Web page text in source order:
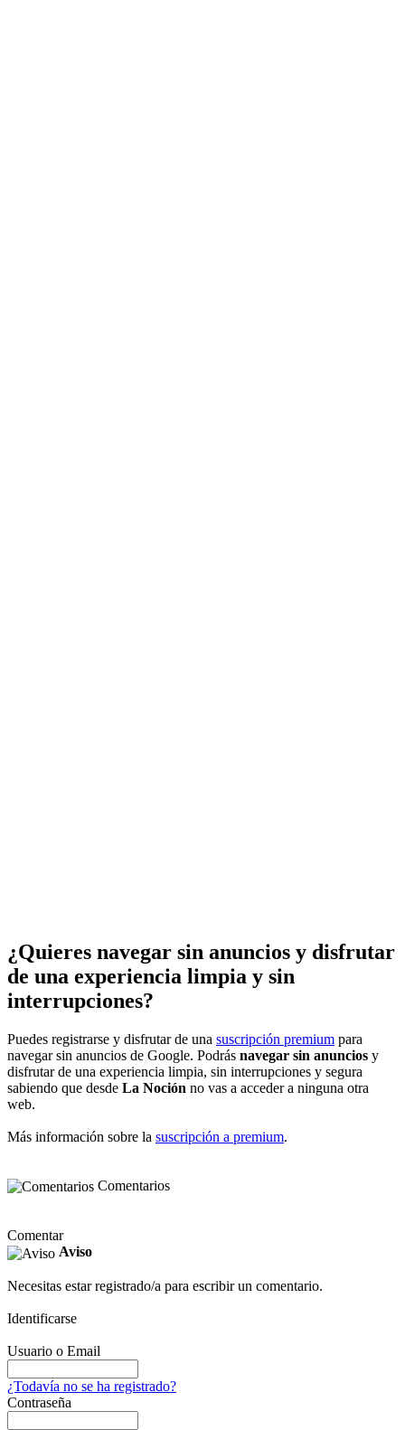
¿Quieres navegar sin anuncios y disfrutar
de una experiencia limpia y sin
interrupciones?
Puedes registrarse y disfrutar de una suscripción premium para
navegar sin anuncios de Google. Podrás navegar sin anuncios y
disfrutar de una experiencia limpia, sin interrupciones y segura
sabiendo que desde La Noción no vas a acceder a ninguna otra
web.
Más información sobre la suscripción a premium.
Comentarios
Comentar
Aviso
Necesitas estar registrado/a para escribir un comentario.
Identificarse
Usuario o Email
¿Todavía no se ha registrado?
Contraseña